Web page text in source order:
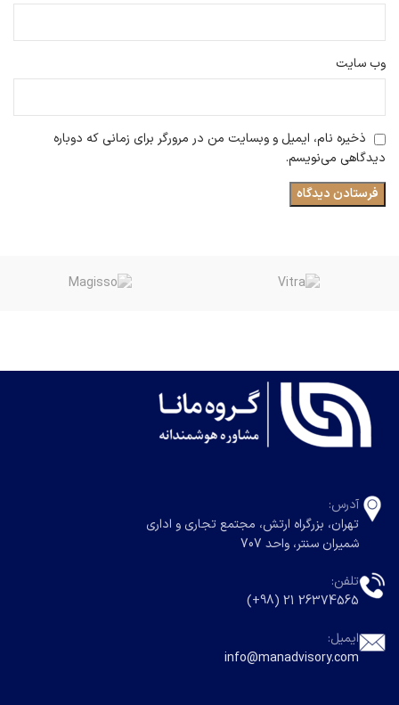
وب‌ سایت
ذخیره نام، ایمیل و وبسایت من در مرورگر برای زمانی که دوباره
دیدگاهی می‌نویسم.
آدرس:
تهران، بزرگراه ارتش، مجتمع تجاری و اداری
شمیران سنتر، واحد 707
تلفن:
26374565 21 (98+)
ایمیل:
info@manadvisory.com